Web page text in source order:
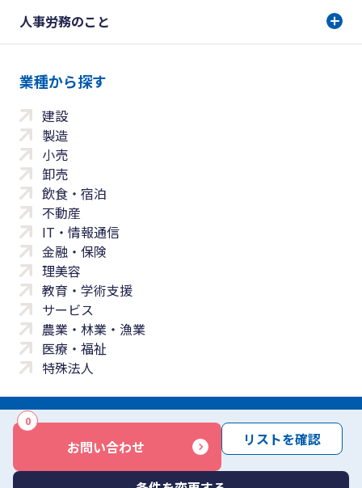
お問い合わせ
0
リストを確認
人事労務のこと
業種から探す
建設
製造
小売
卸売
飲食・宿泊
不動産
IT・情報通信
金融・保険
理美容
教育・学術支援
サービス
農業・林業・漁業
医療・福祉
特殊法人
サイトマップ 免責事項 サービス利用規約
商標について反社会勢力に対する基本方針 お問い合わせ
Copyright © Yayoi Co., Ltd. All rights reserved.